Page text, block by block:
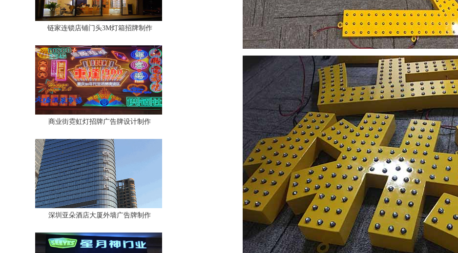
链家连锁店铺门头3M灯箱招牌制作
商业街霓虹灯招牌广告牌设计制作
深圳亚朵酒店大厦外墙广告牌制作